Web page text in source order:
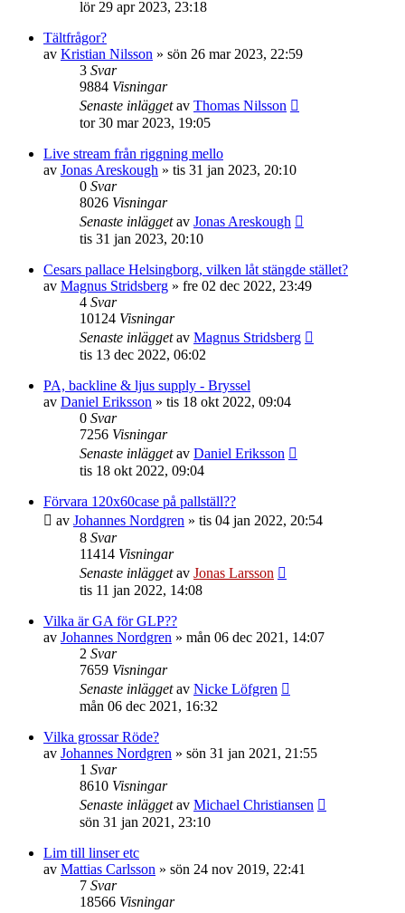
lör 29 apr 2023, 23:18
Tältfrågor?
av Kristian Nilsson » sön 26 mar 2023, 22:59
3 Svar
9884 Visningar
Senaste inläggetav Thomas Nilsson
tor 30 mar 2023, 19:05
Live stream från riggning mello
av Jonas Areskough » tis 31 jan 2023, 20:10
0 Svar
8026 Visningar
Senaste inläggetav Jonas Areskough
tis 31 jan 2023, 20:10
Cesars pallace Helsingborg, vilken låt stängde stället?
av Magnus Stridsberg » fre 02 dec 2022, 23:49
4 Svar
10124 Visningar
Senaste inläggetav Magnus Stridsberg
tis 13 dec 2022, 06:02
PA, backline & ljus supply - Bryssel
av Daniel Eriksson » tis 18 okt 2022, 09:04
0 Svar
7256 Visningar
Senaste inläggetav Daniel Eriksson
tis 18 okt 2022, 09:04
Förvara 120x60case på pallställ??
av Johannes Nordgren » tis 04 jan 2022, 20:54
8 Svar
11414 Visningar
Senaste inläggetav Jonas Larsson
tis 11 jan 2022, 14:08
Vilka är GA för GLP??
av Johannes Nordgren » mån 06 dec 2021, 14:07
2 Svar
7659 Visningar
Senaste inläggetav Nicke Löfgren
mån 06 dec 2021, 16:32
Vilka grossar Röde?
av Johannes Nordgren » sön 31 jan 2021, 21:55
1 Svar
8610 Visningar
Senaste inläggetav Michael Christiansen
sön 31 jan 2021, 23:10
Lim till linser etc
av Mattias Carlsson » sön 24 nov 2019, 22:41
7 Svar
18566 Visningar